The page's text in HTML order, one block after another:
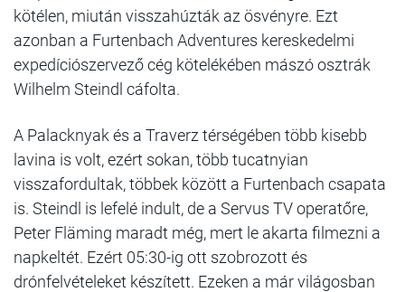
kötélen, miután visszahúzták az ösvényre. Ezt
azonban a Furtenbach Adventures kereskedelmi
expedíciószervező cég kötelékében mászó osztrák
Wilhelm Steindl cáfolta.
A Palacknyak és a Traverz térségében több kisebb
lavina is volt, ezért sokan, több tucatnyian
visszafordultak, többek között a Furtenbach csapata
is. Steindl is lefelé indult, de a Servus TV operatőre,
Peter Fläming maradt még, mert le akarta filmezni a
napkeltét. Ezért 05:30-ig ott szobrozott és
drónfelvételeket készített. Ezeken a már világosban